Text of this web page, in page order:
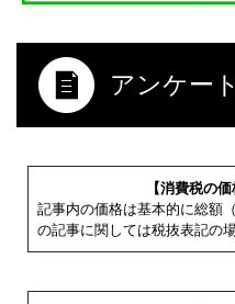
アンケート
【消費税の
記事内の価格は基本的に総額
の記事に関しては税抜表記の